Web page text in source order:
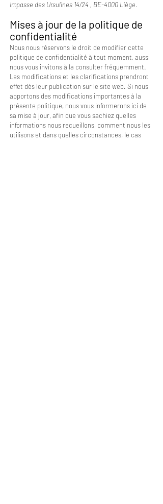
Impasse des Ursulines 14/24 , BE-4000 Liège.
Mises à jour de la politique de
confidentialité
Nous nous réservons le droit de modifier cette
politique de confidentialité à tout moment, aussi
nous vous invitons à la consulter fréquemment.
Les modifications et les clarifications prendront
effet dès leur publication sur le site web. Si nous
apportons des modifications importantes à la
présente politique, nous vous informerons ici de
sa mise à jour, afin que vous sachiez quelles
informations nous recueillons, comment nous les
utilisons et dans quelles circonstances, le cas